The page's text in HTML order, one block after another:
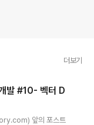
더보기
발 #10- 벡터 D
앞의 포스트